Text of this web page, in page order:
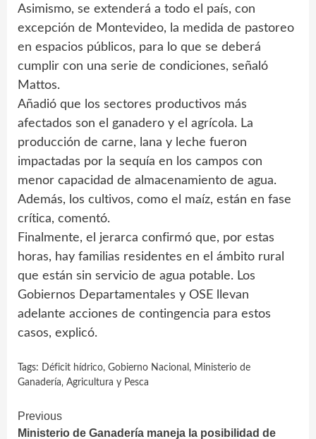
Asimismo, se extenderá a todo el país, con
excepción de Montevideo, la medida de pastoreo
en espacios públicos, para lo que se deberá
cumplir con una serie de condiciones, señaló
Mattos.
Añadió que los sectores productivos más
afectados son el ganadero y el agrícola. La
producción de carne, lana y leche fueron
impactadas por la sequía en los campos con
menor capacidad de almacenamiento de agua.
Además, los cultivos, como el maíz, están en fase
crítica, comentó.
Finalmente, el jerarca confirmó que, por estas
horas, hay familias residentes en el ámbito rural
que están sin servicio de agua potable. Los
Gobiernos Departamentales y OSE llevan
adelante acciones de contingencia para estos
casos, explicó.
Tags: Déficit hídrico, Gobierno Nacional , Ministerio de
Ganadería‚ Agricultura y Pesca
Continue
Previous
Ministerio de Ganadería maneja la posibilidad de